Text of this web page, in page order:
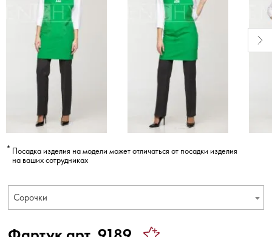
Посадка изделия на модели может отличаться от посадки изделия
на ваших сотрудниках
Сорочки